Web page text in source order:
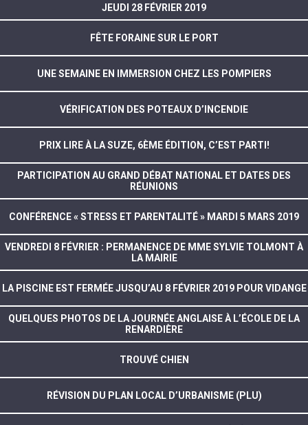
JEUDI 28 FÉVRIER 2019
FÊTE FORAINE SUR LE PORT
UNE SEMAINE EN IMMERSION CHEZ LES POMPIERS
VÉRIFICATION DES POTEAUX D’INCENDIE
PRIX LIRE À LA SUZE, 6ÈME ÉDITION, C’EST PARTI!
PARTICIPATION AU GRAND DÉBAT NATIONAL ET DATES DES
RÉUNIONS
CONFÉRENCE « STRESS ET PARENTALITÉ » MARDI 5 MARS 2019
VENDREDI 8 FÉVRIER : PERMANENCE DE MME SYLVIE TOLMONT À
LA MAIRIE
LA PISCINE EST FERMÉE JUSQU’AU 8 FÉVRIER 2019 POUR VIDANGE
QUELQUES PHOTOS DE LA JOURNÉE ANGLAISE À L’ÉCOLE DE LA
RENARDIÈRE
TROUVÉ CHIEN
RÉVISION DU PLAN LOCAL D’URBANISME (PLU)